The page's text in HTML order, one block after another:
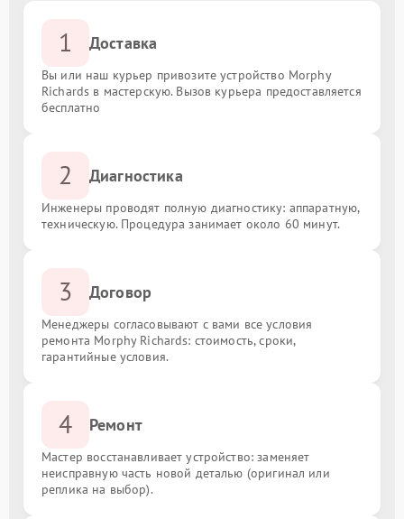
1 Доставка
Вы или наш курьер привозите устройство Morphy
Richards в мастерскую. Вызов курьера предоставляется
бесплатно
2 Диагностика
Инженеры проводят полную диагностику: аппаратную,
техническую. Процедура занимает около 60 минут.
3 Договор
Менеджеры согласовывают с вами все условия
ремонта Morphy Richards: стоимость, сроки,
гарантийные условия.
4 Ремонт
Мастер восстанавливает устройство: заменяет
неисправную часть новой деталью (оригинал или
реплика на выбор).